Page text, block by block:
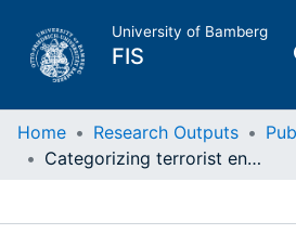
University of Bamberg
FIS
Home
Home Research Outputs
Categorizing terrorist entities listed by the European Union according to terrorist groups’ underlying motives